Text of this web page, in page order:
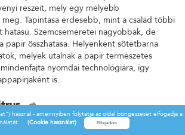
részeit, mely egy mélyebb
meg. Tapintása érdesebb, mint a család többi
Szemcseméretei nagyobbak, de
papír összhatása. Helyenként sötétbarna
melyek utalnak a papír természetes
nyomdai technológiára, így
is.
350g A Crush egy környezetbarát
különböző gyümölcsök és növények
használ - amennyiben folytatja az oldal böngészését elfogadja a
(Cookie használat)